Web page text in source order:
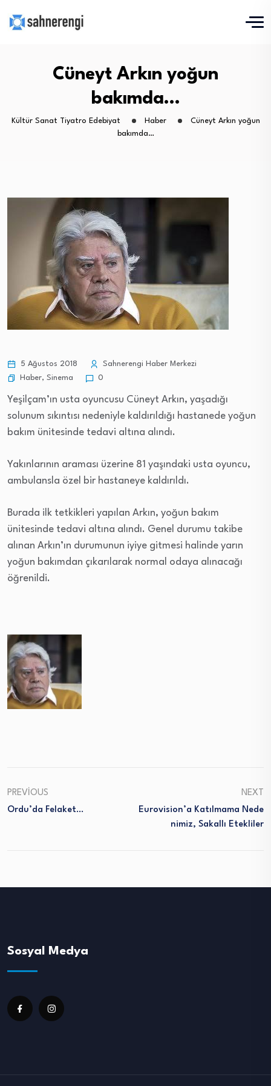
Cüneyt Arkın yoğun
bakımda…
Kültür Sanat Tiyatro Edebiyat Haber
Cüneyt Arkın yoğun
bakımda…
5 Ağustos 2018
Sahnerengi Haber Merkezi
Haber, Sinema 0
Yeşilçam’ın usta oyuncusu Cüneyt Arkın, yaşadığı
solunum sıkıntısı nedeniyle kaldırıldığı hastanede yoğun
bakım ünitesinde tedavi altına alındı.
Yakınlarının araması üzerine 81 yaşındaki usta oyuncu,
ambulansla özel bir hastaneye kaldırıldı.
Burada ilk tetkikleri yapılan Arkın, yoğun bakım
ünitesinde tedavi altına alındı. Genel durumu takibe
alınan Arkın’ın durumunun iyiye gitmesi halinde yarın
yoğun bakımdan çıkarılarak normal odaya alınacağı
öğrenildi.
PREVIOUS
Ordu’da Felaket…
NEXT
Eurovision’a Katılmama Nede
Nimiz, Sakallı Etekliler
Sosyal Medya